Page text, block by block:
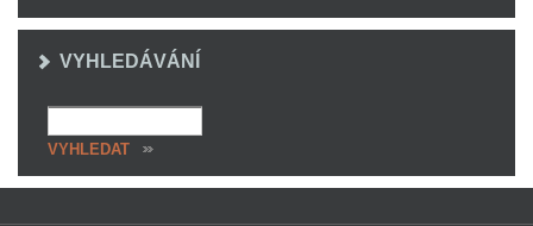
VYHLEDÁVÁNÍ